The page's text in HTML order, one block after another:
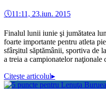
🕔11:11, 23.iun. 2015
Finalul lunii iunie şi jumătatea
foarte importante pentru atleta
sfârşitul săptămânii, sportiva de
a treia a campionatelor
Citeşte articolul▸